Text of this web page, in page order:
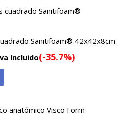
Sanitifoam® 42x42x8cm
Incluido(-35.7%)